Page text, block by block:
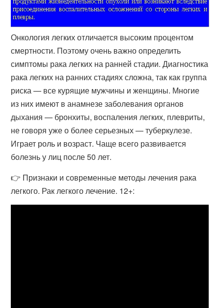
Онкология легких отличается высоким процентом
смертности. Поэтому очень важно определить
симптомы рака легких на ранней стадии. Диагностика
рака легких на ранних стадиях сложна, так как группа
риска — все курящие мужчины и женщины. Многие
из них имеют в анамнезе заболевания органов
дыхания — бронхиты, воспаления легких, плевриты,
не говоря уже о более серьезных — туберкулезе.
Играет роль и возраст. Чаще всего развивается
болезнь у лиц после 50 лет.
👉 Признаки и современные методы лечения рака
легкого. Рак легкого лечение. 12+: